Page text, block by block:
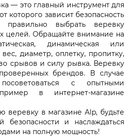
— это главный инструмент для
которого зависит безопасность
выбрать веревку
целей. Обращайте внимание на
динамическая или
диаметр, оплетку, пропитку,
срывов и силу рывка. Веревку
брендов. В случае
с опытными
в интернет-магазине
веревку в магазине Alp, будьте
и наслаждаться
на полную мощность!